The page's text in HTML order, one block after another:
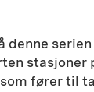
denne
fører til